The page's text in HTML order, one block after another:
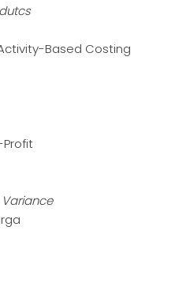
Based Costing
Variance